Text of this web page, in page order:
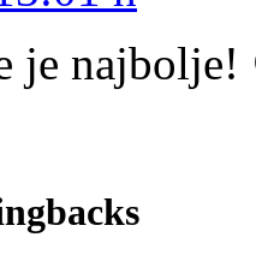
je najbolje!